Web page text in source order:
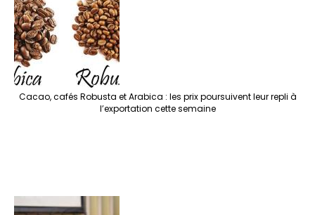
Cacao, cafés Robusta et Arabica : les prix poursuivent leur repli à
l’exportation cette semaine